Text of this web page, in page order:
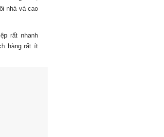
nhà và cao
rất nhanh
hàng rất ít